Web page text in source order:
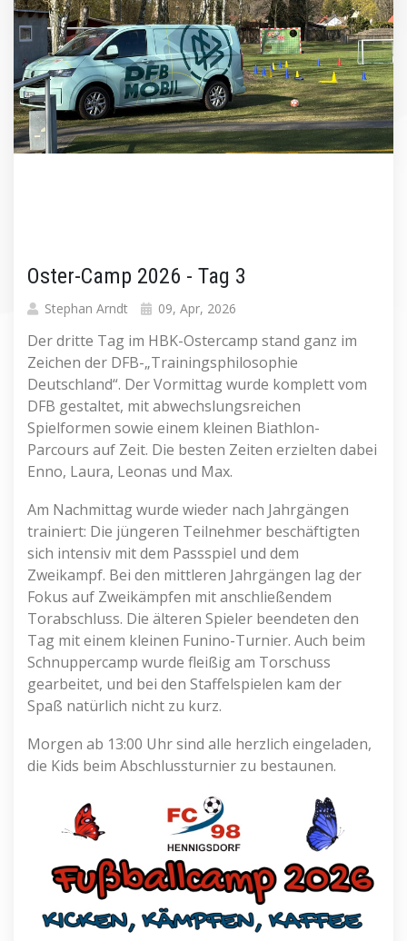
Oster-Camp 2026 - Tag 3
Stephan Arndt 09, Apr, 2026
Der dritte Tag im HBK-Ostercamp stand ganz im
Zeichen der DFB-„Trainingsphilosophie
Deutschland“. Der Vormittag wurde komplett vom
DFB gestaltet, mit abwechslungsreichen
Spielformen sowie einem kleinen Biathlon-
Parcours auf Zeit. Die besten Zeiten erzielten dabei
Enno, Laura, Leonas und Max.
Am Nachmittag wurde wieder nach Jahrgängen
trainiert: Die jüngeren Teilnehmer beschäftigten
sich intensiv mit dem Passspiel und dem
Zweikampf. Bei den mittleren Jahrgängen lag der
Fokus auf Zweikämpfen mit anschließendem
Torabschluss. Die älteren Spieler beendeten den
Tag mit einem kleinen Funino-Turnier. Auch beim
Schnuppercamp wurde fleißig am Torschuss
gearbeitet, und bei den Staffelspielen kam der
Spaß natürlich nicht zu kurz.
Morgen ab️ 13:00 Uhr sind alle herzlich eingeladen,
die Kids beim Abschlussturnier zu bestaunen.